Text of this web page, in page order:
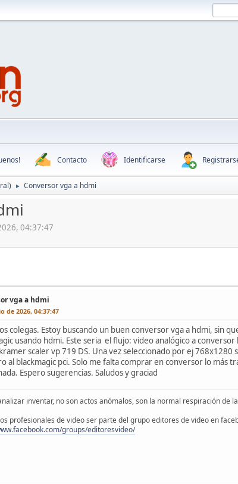
Contacto Identificarse
► Conversor vga a hdmi
04:37:47
vga a hdmi
de 2026, 04:37:47
colegas. Estoy buscando un buen conversor vga a hdmi, sin
usando hdmi. Este seria el flujo: video analógico a
scaler vp 719 DS. Una vez seleccionado por ej
al blackmagic pci. Solo me falta comprar en conversor lo más
Espero sugerencias. Saludos y graciad
inventar, no son actos anómalos, son la normal respiración de
profesionales de video ser parte del grupo editores de video en
groups/editoresvideo/